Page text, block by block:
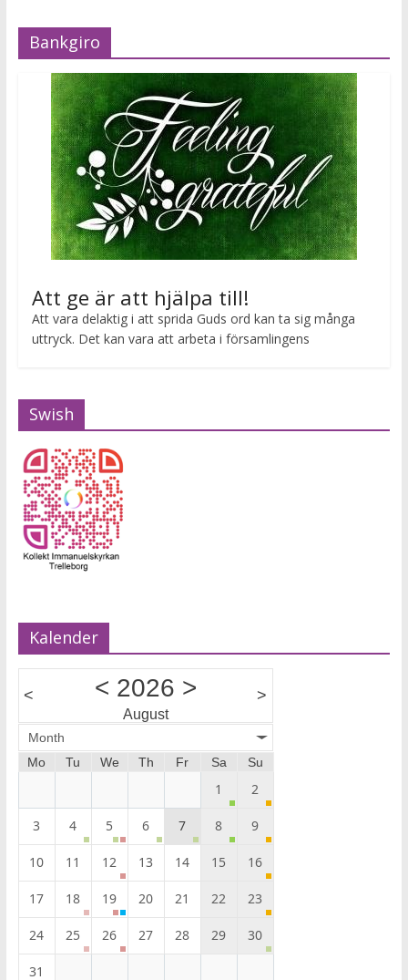
Bankgiro
Att ge är att hjälpa till!
Att vara delaktig i att sprida Guds ord kan ta sig många
uttryck. Det kan vara att arbeta i församlingens
Swish
Kalender
< < 2026 >
August
>
Month
Mo
Tu We Th Fr Sa Su
1 2
3 4 5 6 7 8 9
10 11 12 13 14 15 16
17 18 19 20 21 22 23
24 25 26 27 28 29 30
31